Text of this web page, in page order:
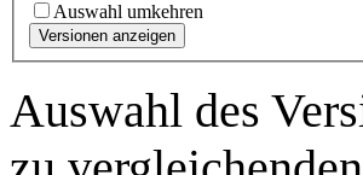
Auswahl umkehren
Versionen anzeigen
Auswahl des